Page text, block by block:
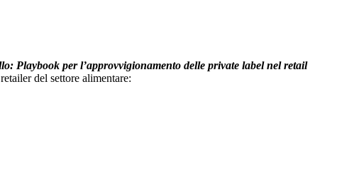
Playbook per l’approvvigionamento delle private label nel retail
del settore alimentare: